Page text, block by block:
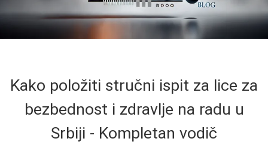
Kako položiti stručni ispit za lice za
bezbednost i zdravlje na radu u
Srbiji - Kompletan vodič